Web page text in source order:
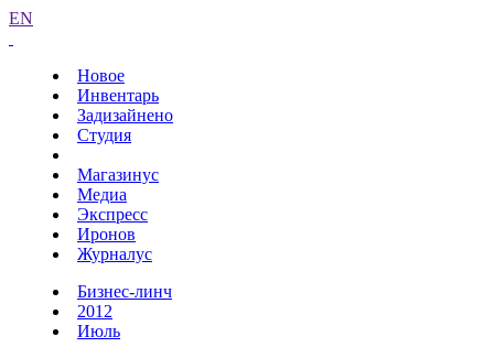
EN
Новое
Инвентарь
Задизайнено
Студия
Магазинус
Медиа
Экспресс
Иронов
Журналус
Бизнес-линч
2012
Июль